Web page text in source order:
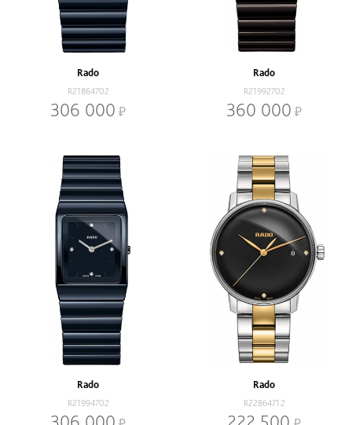
Rado
R21864702
306 000
Rado
R21992702
360 000
Rado
R21994702
Rado
R22864712